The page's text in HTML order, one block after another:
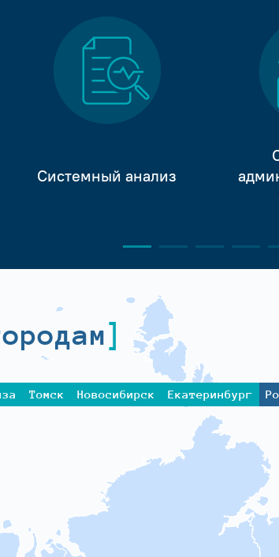
Системный анализ
Томск Новосибирск Екатеринбург